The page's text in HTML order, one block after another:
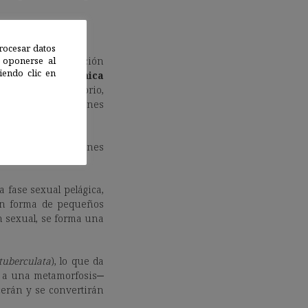
y la disminución
) sobre la
dinámica
de laboratorio,
elevadas emisiones
bajo las condiciones
fase sexual pelágica,
forma de pequeños
sexual, se forma una
), lo que da
una metamorfosis─
y se convertirán
datos
al
clic en